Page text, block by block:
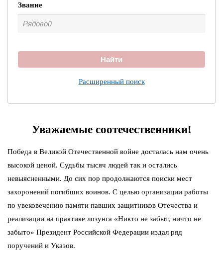
Звание
Найти
Расширенный поиск
Уважаемые соотечественники!
Победа в Великой Отечественной войне досталась нам очень
высокой ценой. Судьбы тысяч людей так и остались
невыясненными. До сих пор продолжаются поиски мест
захоронений погибших воинов. С целью организации работы
по увековечению памяти павших защитников Отечества и
реализации на практике лозунга «Никто не забыт, ничто не
забыто» Президент Российской Федерации издал ряд
поручений и Указов.